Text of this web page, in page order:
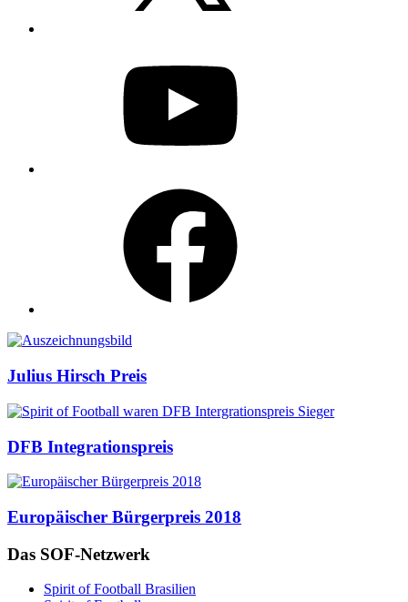
Auszeichnungen
Julius Hirsch Preis
DFB Integrationspreis
Europäischer Bürgerpreis 2018
Das SOF-Netzwerk
Spirit of Football Brasilien